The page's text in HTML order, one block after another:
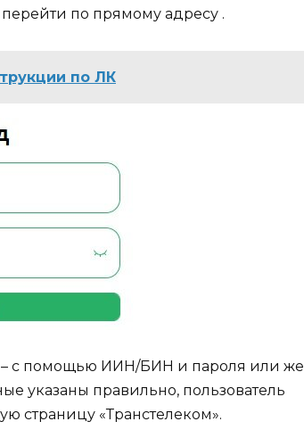
по прямому адресу .
по ЛК
– с помощью ИИН/БИН и пароля или же
указаны правильно, пользователь
страницу «Транстелеком».